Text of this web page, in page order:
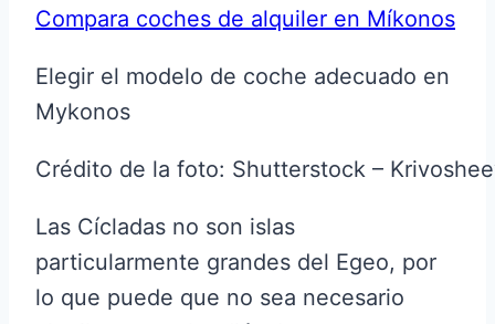
Compara coches de alquiler en Míkonos
Elegir el modelo de coche adecuado en
Mykonos
Crédito de la foto: Shutterstock –
Las Cícladas no son islas
particularmente grandes del Egeo, por
lo que puede que no sea necesario